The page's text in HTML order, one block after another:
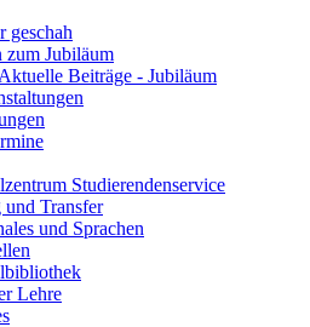
geschah
zum Jubiläum
Beiträge - Jubiläum
Studierendenservice
Transfer
und Sprachen
Lehre